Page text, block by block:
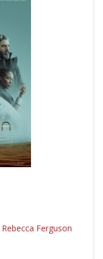
Rebecca Ferguson